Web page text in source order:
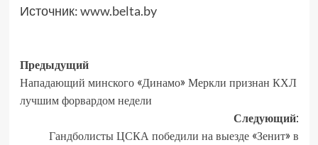
Источник:www.belta.by
Предыдущий
Нападающий минского «Динамо» Меркли признан КХЛ
лучшим форвардом недели
Следующий:
Гандболисты ЦСКА победили на выезде «Зенит» в